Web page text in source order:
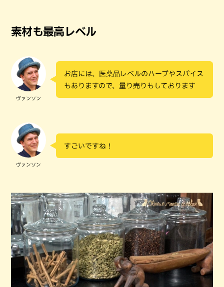
素材も最高レベル
ヴァンソン
お店には、医薬品レベルのハーブやスパイス
もありますので、量り売りもしております
ヴァンソン
すごいですね！